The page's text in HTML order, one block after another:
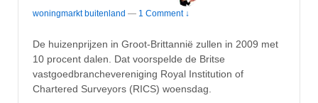
woningmarkt buitenland — 1 Comment ↓
De huizenprijzen in Groot-Brittannië zullen in 2009 met
10 procent dalen. Dat voorspelde de Britse
vastgoedbranchevereniging Royal Institution of
Chartered Surveyors (RICS) woensdag.